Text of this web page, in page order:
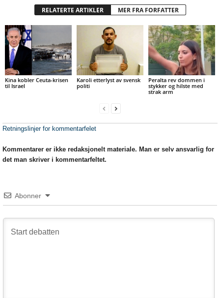
RELATERTE ARTIKLER MER FRA FORFATTER
Kina kobler Ceuta-krisen
til Israel
Karoli etterlyst av svensk
politi
Peralta rev dommen i
stykker og hilste med
strak arm
Retningslinjer for kommentarfelet
Kommentarer er ikke redaksjonelt materiale. Man er selv ansvarlig for
det man skriver i kommentarfeltet.
Abonner